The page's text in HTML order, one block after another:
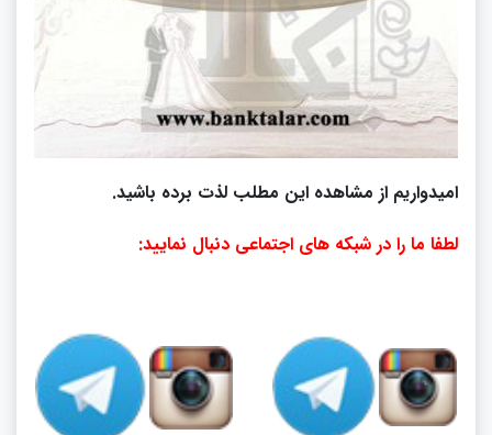
امیدواریم از مشاهده این مطلب لذت برده باشید.
لطفا ما را در شبکه های اجتماعی دنبال نمایید: